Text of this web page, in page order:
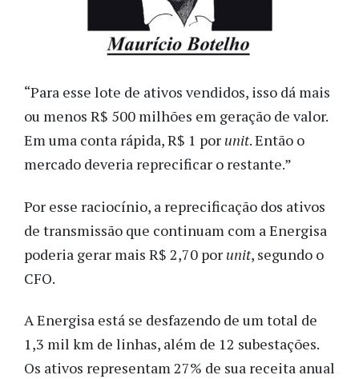
“Para esse lote de ativos vendidos, isso dá mais
ou menos R$ 500 milhões em geração de valor.
Em uma conta rápida, R$ 1 por unit. Então o
mercado deveria reprecificar o restante.”
Por esse raciocínio, a reprecificação dos ativos
de transmissão que continuam com a Energisa
poderia gerar mais R$ 2,70 por unit, segundo o
CFO.
A Energisa está se desfazendo de um total de
1,3 mil km de linhas, além de 12 subestações.
Os ativos representam 27% de sua receita anual